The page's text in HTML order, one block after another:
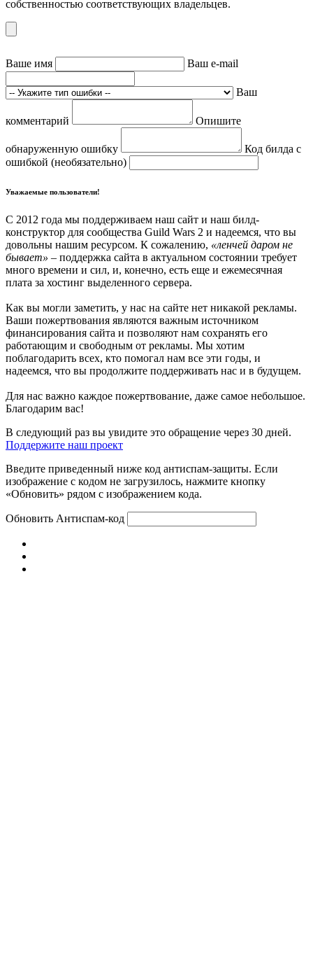
собственностью соответствующих владельцев.
Ваше имя Ваш e-mail
Ваш
комментарий Опишите
обнаруженную ошибку
Код билда с
ошибкой (необязательно)
Уважаемые пользователи!
С 2012 года мы поддерживаем наш сайт и наш билд-
конструктор для сообщества Guild Wars 2 и надеемся, что вы
довольны нашим ресурсом. К сожалению, «ленчей даром не
бывает» – поддержка сайта в актуальном состоянии требует
много времени и сил, и, конечно, есть еще и ежемесячная
плата за хостинг выделенного сервера.
Как вы могли заметить, у нас на сайте нет никакой рекламы.
Ваши пожертвования являются важным источником
финансирования сайта и позволяют нам сохранять его
работающим и свободным от рекламы. Мы хотим
поблагодарить всех, кто помогал нам все эти годы, и
надеемся, что вы продолжите поддерживать нас и в будущем.
Для нас важно каждое пожертвование, даже самое небольшое.
Благодарим вас!
В следующий раз вы увидите это обращение через 30 дней.
Поддержите наш проект
Введите приведенный ниже код антиспам-защиты. Если
изображение с кодом не загрузилось, нажмите кнопку
«Обновить» рядом с изображением кода.
Обновить Антиспам-код